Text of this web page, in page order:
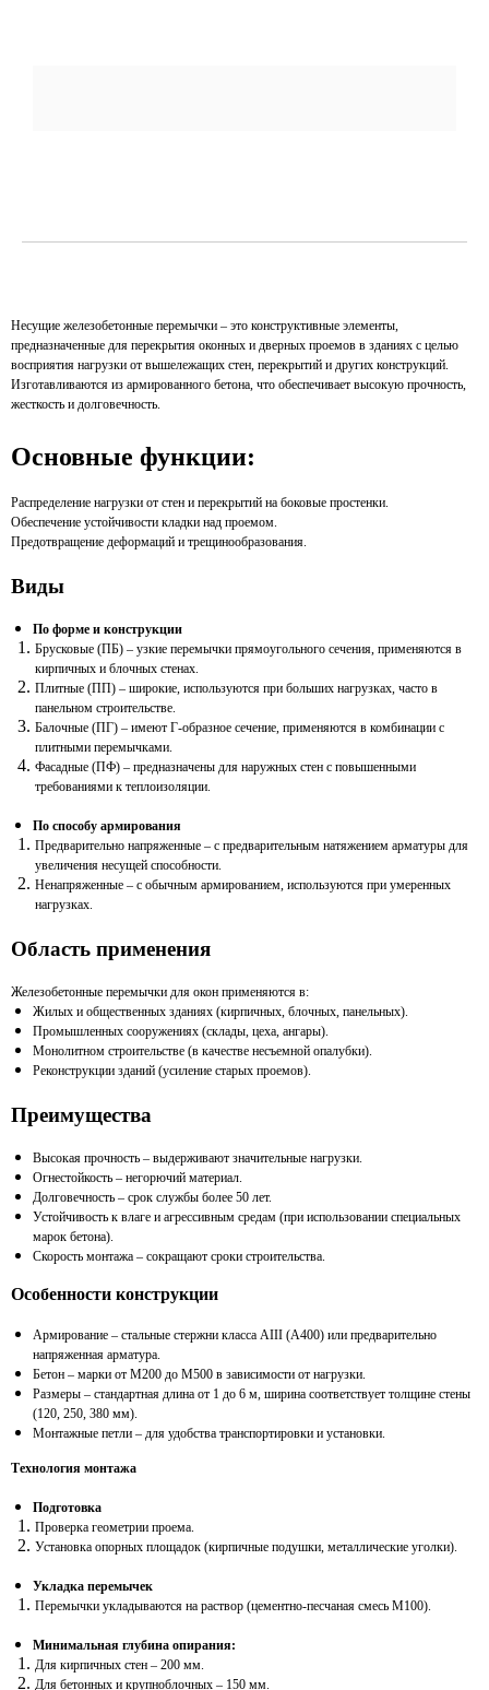
Несущие железобетонные перемычки – это конструктивные элементы,
предназначенные для перекрытия оконных и дверных проемов в зданиях с целью
восприятия нагрузки от вышележащих стен, перекрытий и других конструкций.
Изготавливаются из армированного бетона, что обеспечивает высокую прочность,
жесткость и долговечность.
Основные функции:
Распределение нагрузки от стен и перекрытий на боковые простенки.
Обеспечение устойчивости кладки над проемом.
Предотвращение деформаций и трещинообразования.
Виды
По форме и конструкции
Брусковые (ПБ) – узкие перемычки прямоугольного сечения, применяются в
кирпичных и блочных стенах.
Плитные (ПП) – широкие, используются при больших нагрузках, часто в
панельном строительстве.
Балочные (ПГ) – имеют Г-образное сечение, применяются в комбинации с
плитными перемычками.
Фасадные (ПФ) – предназначены для наружных стен с повышенными
требованиями к теплоизоляции.
По способу армирования
Предварительно напряженные – с предварительным натяжением арматуры для
увеличения несущей способности.
Ненапряженные – с обычным армированием, используются при умеренных
нагрузках.
Область применения
Железобетонные перемычки для окон применяются в:
Жилых и общественных зданиях (кирпичных, блочных, панельных).
Промышленных сооружениях (склады, цеха, ангары).
Монолитном строительстве (в качестве несъемной опалубки).
Реконструкции зданий (усиление старых проемов).
Преимущества
Высокая прочность – выдерживают значительные нагрузки.
Огнестойкость – негорючий материал.
Долговечность – срок службы более 50 лет.
Устойчивость к влаге и агрессивным средам (при использовании специальных
марок бетона).
Скорость монтажа – сокращают сроки строительства.
Особенности конструкции
Армирование – стальные стержни класса АIII (А400) или предварительно
напряженная арматура.
Бетон – марки от М200 до М500 в зависимости от нагрузки.
Размеры – стандартная длина от 1 до 6 м, ширина соответствует толщине стены
(120, 250, 380 мм).
Монтажные петли – для удобства транспортировки и установки.
Технология монтажа
Подготовка
Проверка геометрии проема.
Установка опорных площадок (кирпичные подушки, металлические уголки).
Укладка перемычек
Перемычки укладываются на раствор (цементно-песчаная смесь М100).
Минимальная глубина опирания:
Для кирпичных стен – 200 мм.
Для бетонных и крупноблочных – 150 мм.